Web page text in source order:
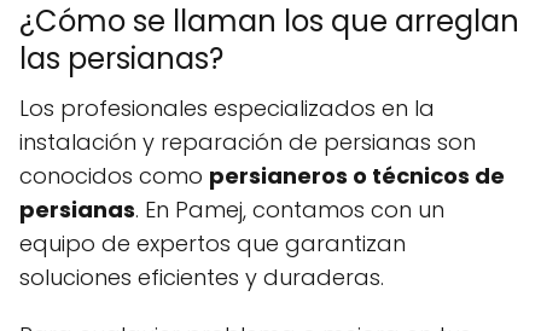
¿Cómo se llaman los que arreglan
las persianas?
Los profesionales especializados en la
instalación y reparación de persianas son
conocidos como persianeros o técnicos de
persianas. En Pamej, contamos con un
equipo de expertos que garantizan
soluciones eficientes y duraderas.